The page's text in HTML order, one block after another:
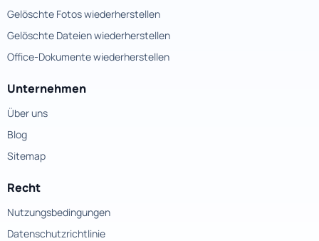
Gelöschte Fotos wiederherstellen
Gelöschte Dateien wiederherstellen
Office-Dokumente wiederherstellen
Unternehmen
Über uns
Blog
Sitemap
Recht
Nutzungsbedingungen
Datenschutzrichtlinie